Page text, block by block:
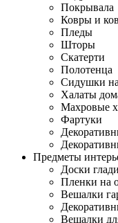
Покрывала
Ковры и
Пледы
Шторы
Скатерти
Полотенца
Сидушки на
Халаты
Махровые
Фартуки
Предметы
Доски
Пленки на
Вешалки
Вешалки